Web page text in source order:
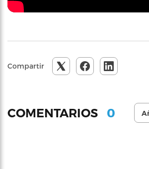
Compartir
COMENTARIOS 0